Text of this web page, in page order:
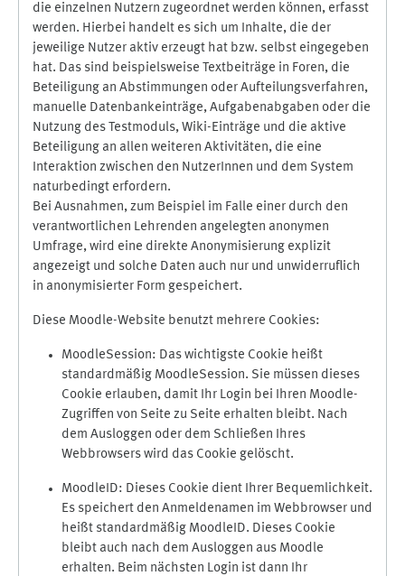
die einzelnen Nutzern zugeordnet werden können, erfasst
werden. Hierbei handelt es sich um Inhalte, die der
jeweilige Nutzer aktiv erzeugt hat bzw. selbst eingegeben
hat. Das sind beispielsweise Textbeiträge in Foren, die
Beteiligung an Abstimmungen oder Aufteilungsverfahren,
manuelle Datenbankeinträge, Aufgabenabgaben oder die
Nutzung des Testmoduls, Wiki-Einträge und die aktive
Beteiligung an allen weiteren Aktivitäten, die eine
Interaktion zwischen den NutzerInnen und dem System
naturbedingt erfordern.
Bei Ausnahmen, zum Beispiel im Falle einer durch den
verantwortlichen Lehrenden angelegten anonymen
Umfrage, wird eine direkte Anonymisierung explizit
angezeigt und solche Daten auch nur und unwiderruflich
in anonymisierter Form gespeichert.
Diese Moodle-Website benutzt mehrere Cookies:
MoodleSession: Das wichtigste Cookie heißt
standardmäßig MoodleSession. Sie müssen dieses
Cookie erlauben, damit Ihr Login bei Ihren Moodle-
Zugriffen von Seite zu Seite erhalten bleibt. Nach
dem Ausloggen oder dem Schließen Ihres
Webbrowsers wird das Cookie gelöscht.
MoodleID: Dieses Cookie dient Ihrer Bequemlichkeit.
Es speichert den Anmeldenamen im Webbrowser und
heißt standardmäßig MoodleID. Dieses Cookie
bleibt auch nach dem Ausloggen aus Moodle
erhalten. Beim nächsten Login ist dann Ihr